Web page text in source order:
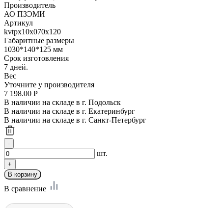
Производитель
АО ПЗЭМИ
Артикул
kvtpx10x070x120
Габаритные размеры
1030*140*125 мм
Срок изготовления
7 дней.
Вес
Уточните у производителя
7 198.00 Р
В наличии на складе в г. Подольск
В наличии на складе в г. Екатеринбург
В наличии на складе в г. Санкт-Петербург
шт.
В сравнение